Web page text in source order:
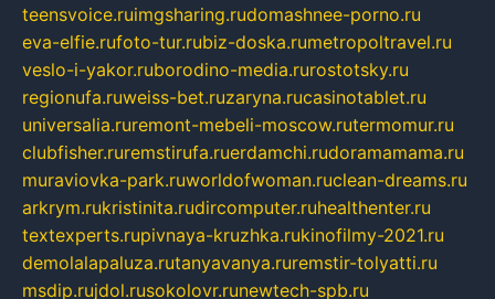
teensvoice.ruimgsharing.rudomashnee-porno.ru
eva-elfie.rufoto-tur.rubiz-doska.rumetropoltravel.ru
veslo-i-yakor.ruborodino-media.rurostotsky.ru
regionufa.ruweiss-bet.ruzaryna.rucasinotablet.ru
universalia.ruremont-mebeli-moscow.rutermomur.ru
clubfisher.ruremstirufa.ruerdamchi.rudoramamama.ru
muraviovka-park.ruworldofwoman.ruclean-dreams.ru
arkrym.rukristinita.rudircomputer.ruhealthenter.ru
textexperts.rupivnaya-kruzhka.rukinofilmy-2021.ru
demolalapaluza.rutanyavanya.ruremstir-tolyatti.ru
msdip.rujdol.rusokolovr.runewtech-spb.ru